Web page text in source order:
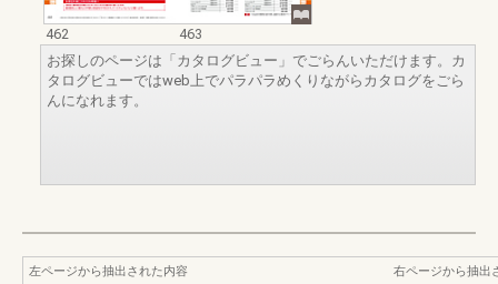
462
463
お探しのページは「カタログビュー」でごらんいただけます。カ
タログビューではweb上でパラパラめくりながらカタログをごら
んになれます。
左ページから抽出された内容
右ページから抽出